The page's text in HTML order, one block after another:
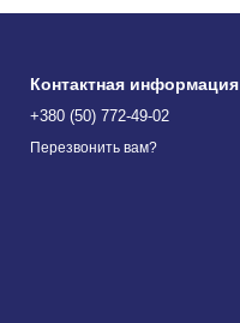
Контактная информация
+380 (50) 772-49-02
Перезвонить вам?